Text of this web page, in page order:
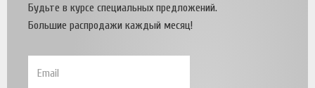
Будьте в курсе специальных предложений.
Большие распродажи каждый месяц!